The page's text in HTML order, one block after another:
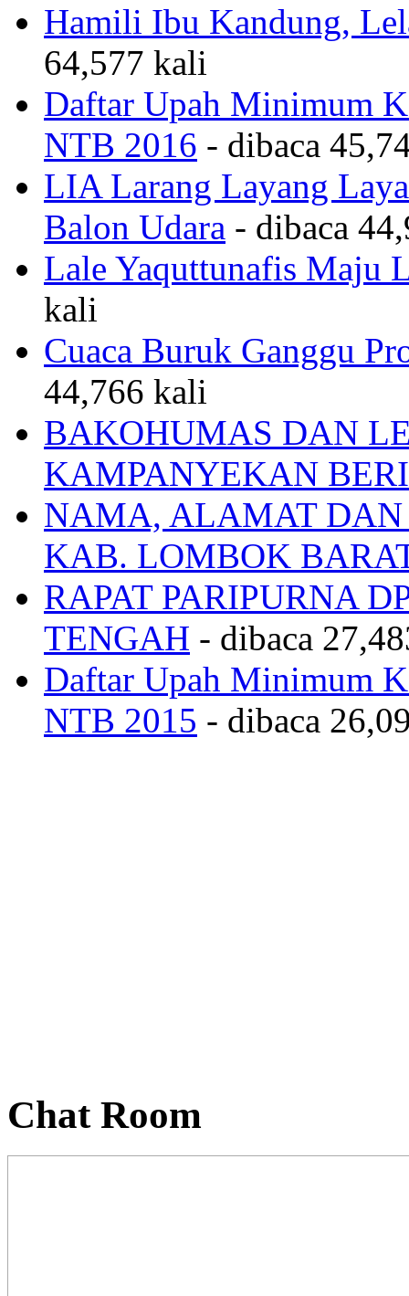
Hamili Ibu Kandung,
64,577 kali
Daftar Upah Minimum
NTB 2016 - dibaca
LIA Larang Layang
Balon Udara - dibaca
Lale Yaquttunafis Maju
kali
Cuaca Buruk Ganggu
44,766 kali
BAKOHUMAS DAN
KAMPANYEKAN
NAMA, ALAMAT DAN
KAB. LOMBOK
RAPAT PARIPURNA
TENGAH - dibaca
Daftar Upah Minimum
NTB 2015 - dibaca
Chat Room